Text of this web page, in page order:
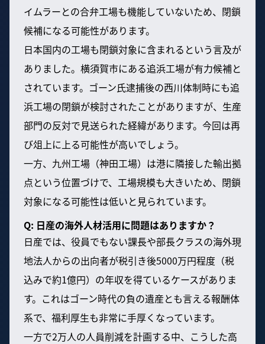
イムラーとの合弁工場も機能していないため、閉鎖
候補になる可能性があります。
日本国内の工場も閉鎖対象に含まれるという言及が
ありました。横須賀市にある追浜工場が有力候補と
されています。ゴーン氏逮捕後の西川体制時にも追
浜工場の閉鎖が検討されたことがありますが、生産
部門の反対で見送られた経緯があります。今回は再
び俎上に上る可能性が高いでしょう。
一方、九州工場（神田工場）は港に隣接した輸出拠
点という位置づけで、工場規模も大きいため、閉鎖
対象になる可能性は低いと見られています。
Q: 日産の海外人材活用に問題はありますか？
日産では、役員でもない課長や部長クラスの海外現
地法人からの出向者が税引き後5000万円程度（税
込みで約1億円）の年収を得ているケースがありま
す。これはゴーン時代の負の遺産とも言える報酬体
系で、福利厚生も非常に手厚くなっています。
一方で2万人の人員削減を計画する中、こうした高